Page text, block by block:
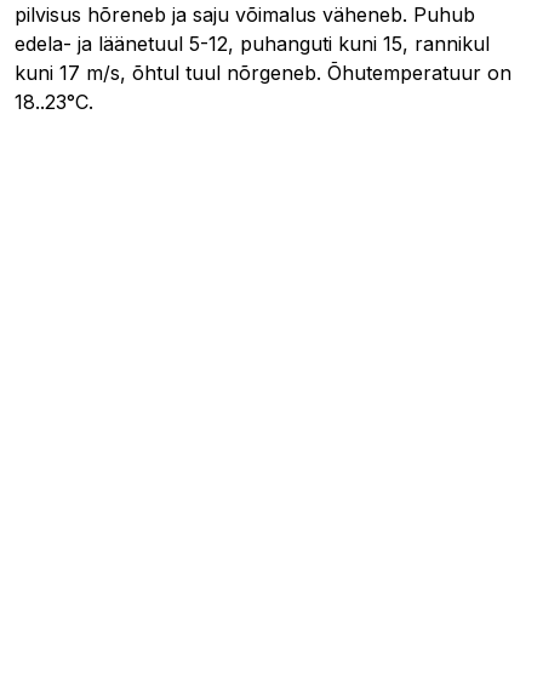
pilvisus hõreneb ja saju võimalus väheneb. Puhub
edela- ja läänetuul 5-12, puhanguti kuni 15, rannikul
kuni 17 m/s, õhtul tuul nõrgeneb. Õhutemperatuur on
18..23°C.